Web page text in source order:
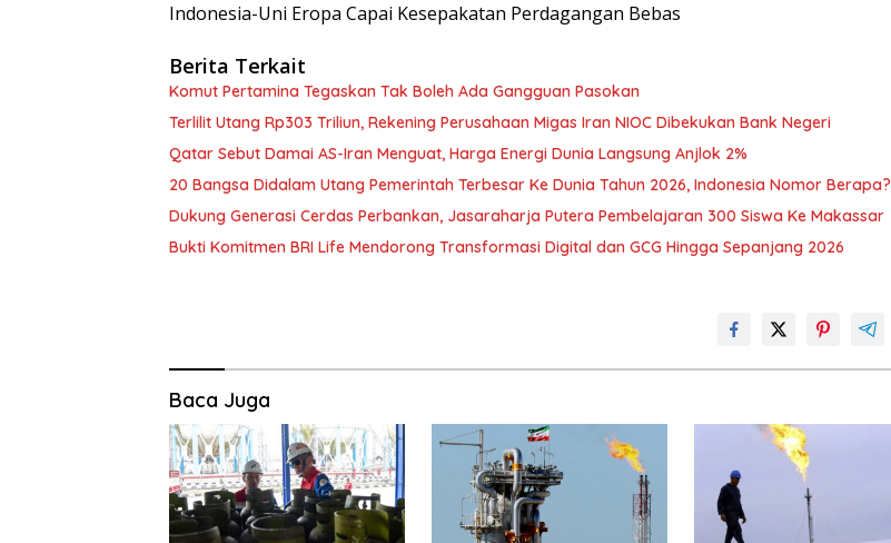
Indonesia-Uni Eropa Capai Kesepakatan Perdagangan Bebas
Berita Terkait
Komut Pertamina Tegaskan Tak Boleh Ada Gangguan Pasokan
Terlilit Utang Rp303 Triliun, Rekening Perusahaan Migas Iran NIOC Dibekukan Bank Negeri
Qatar Sebut Damai AS-Iran Menguat, Harga Energi Dunia Langsung Anjlok 2%
20 Bangsa Didalam Utang Pemerintah Terbesar Ke Dunia Tahun 2026, Indonesia Nomor Berapa?
Dukung Generasi Cerdas Perbankan, Jasaraharja Putera Pembelajaran 300 Siswa Ke Makassar
Bukti Komitmen BRI Life Mendorong Transformasi Digital dan GCG Hingga Sepanjang 2026
Baca Juga